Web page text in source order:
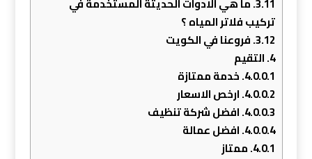
تركيب فلاتر المياه ؟
3.12. فروعنا في الكويت
4. التقيم
4.0.0.1. خدمة ممتازة
4.0.0.2. ارخص الاسعار
4.0.0.3. افضل شركة تنظيف
4.0.0.4. افضل عمالة
4.0.1. ممتاز